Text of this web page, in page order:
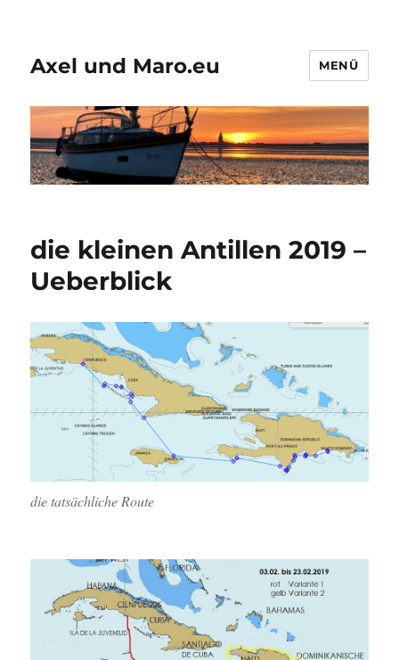
Axel und Maro.eu MENÜ
die kleinen Antillen 2019 –
Ueberblick
die tatsächliche Route